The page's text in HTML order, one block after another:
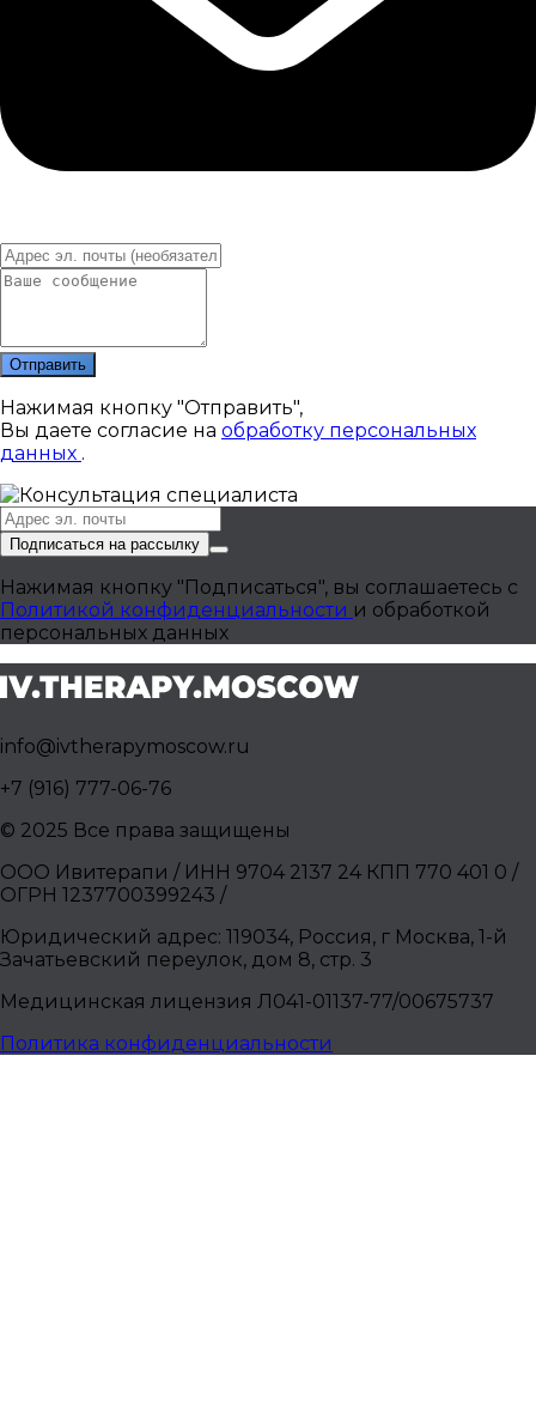
Отправить
Нажимая кнопку "Отправить",
Вы даете согласие на обработку персональных
данных .
Подписаться на рассылку
Нажимая кнопку "Подписаться", вы соглашаетесь с
Политикой конфиденциальности и обработкой
персональных данных
info@ivtherapymoscow.ru
+7 (916) 777-06-76
© 2025 Все права защищены
ООО Ивитерапи / ИНН 9704 2137 24 КПП 770 401 0 /
ОГРН 1237700399243 /
Юридический адрес: 119034, Россия, г Москва, 1-й
Зачатьевский переулок, дом 8, стр. 3
Медицинская лицензия Л041-01137-77/00675737
Политика конфиденциальности